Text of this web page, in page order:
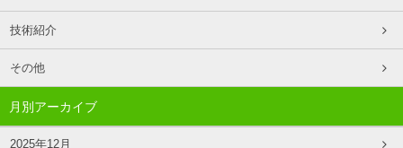
技術紹介
その他
月別アーカイブ
2025年12月